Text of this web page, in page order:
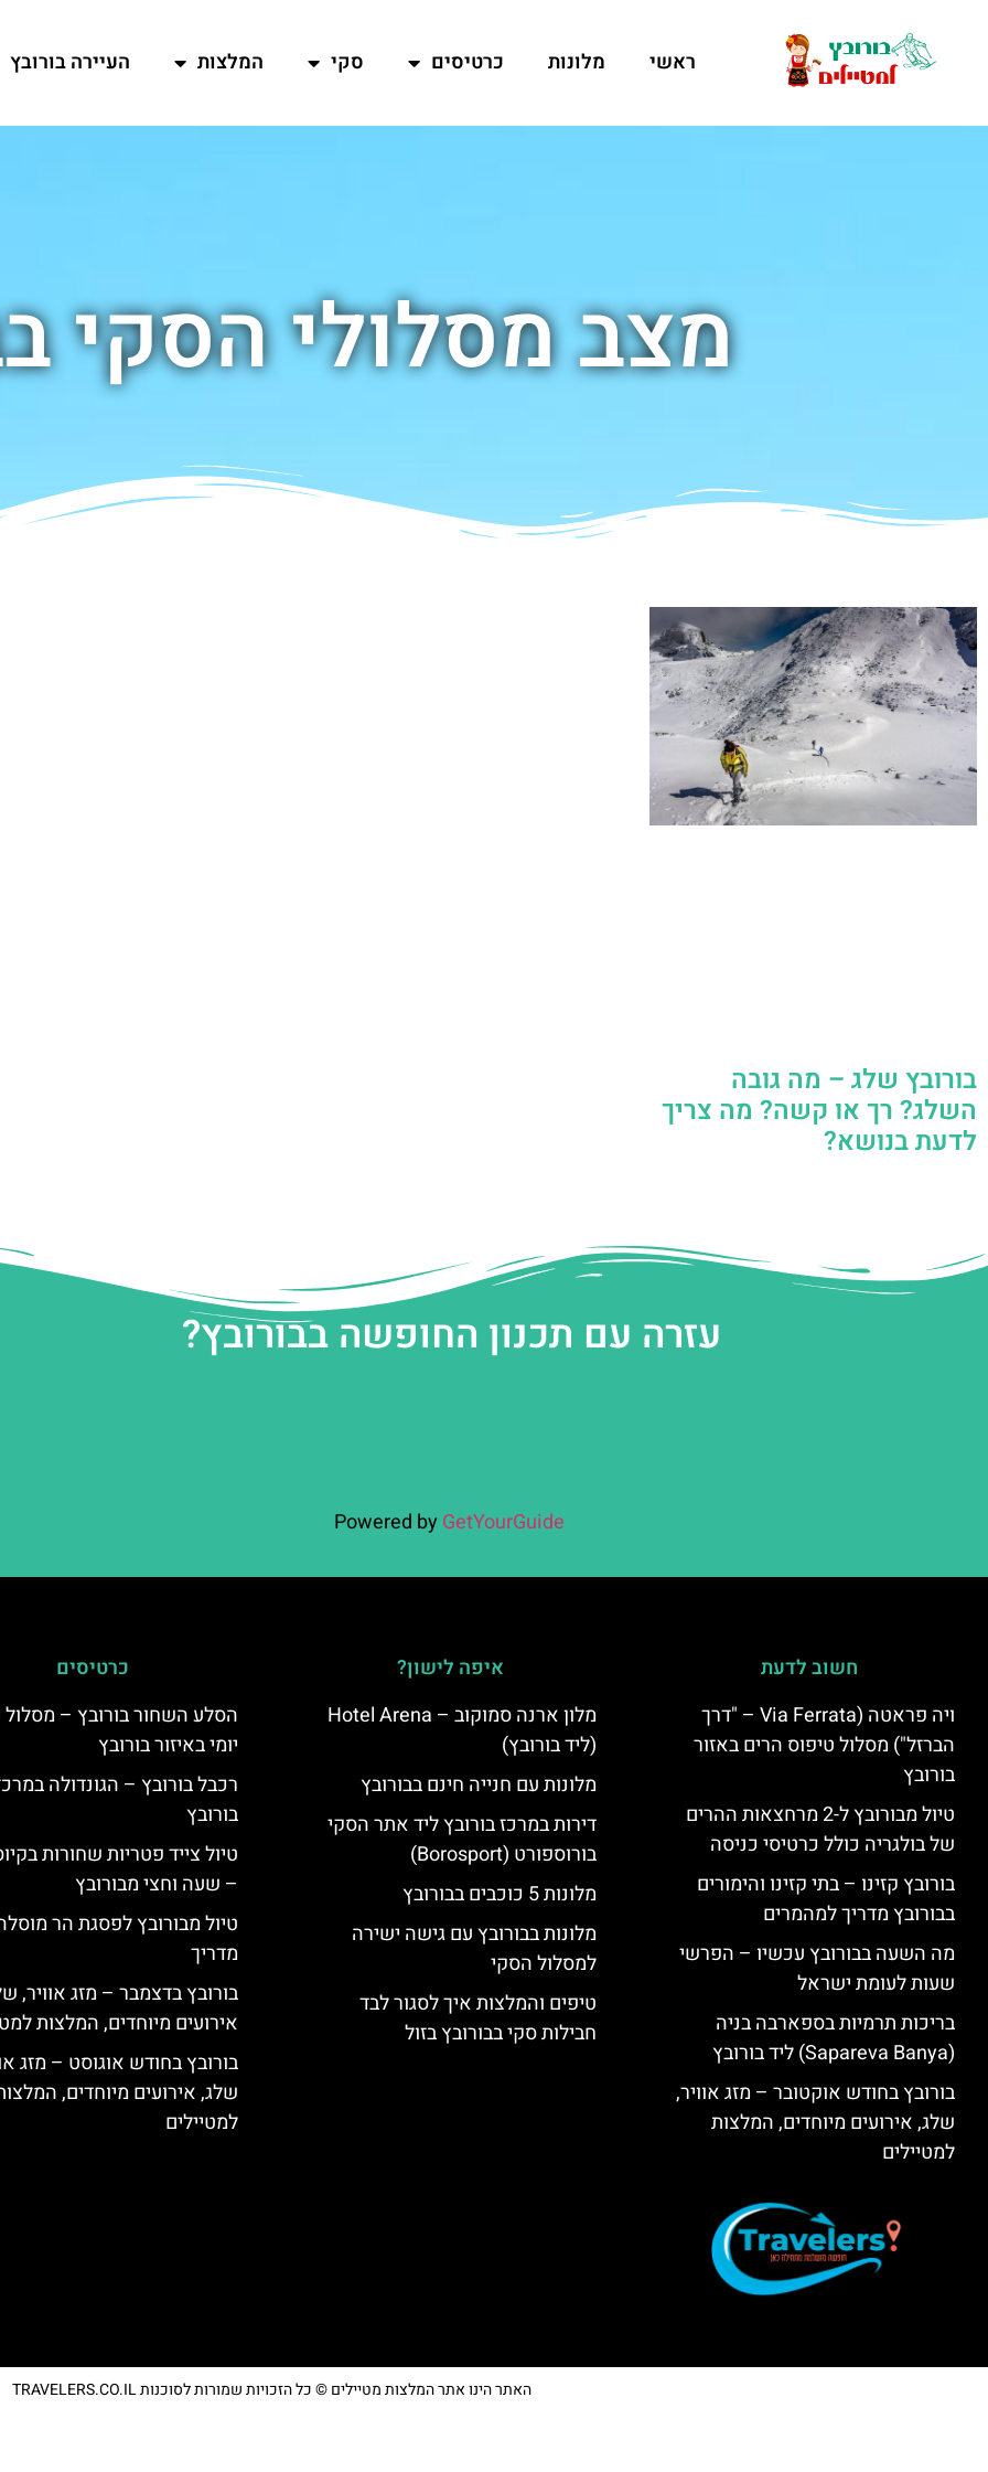
ראשי מלונות כרטיסים סקי המלצות העיירה בורובץ
מצב מסלולי הסקי
בורובץ שלג – מה גובה
השלג? רך או קשה? מה צריך
לדעת בנושא?
עזרה עם תכנון החופשה בבורובץ?
Powered by GetYourGuide
חשוב לדעת
ויה פראטה (Via Ferrata – "דרך
הברזל") מסלול טיפוס הרים באזור
בורובץ
טיול מבורובץ ל-2 מרחצאות ההרים
של בולגריה כולל כרטיסי כניסה
בורובץ קזינו – בתי קזינו והימורים
בבורובץ מדריך למהמרים
מה השעה בבורובץ עכשיו – הפרשי
שעות לעומת ישראל
בריכות תרמיות בספארבה בניה
(Sapareva Banya) ליד בורובץ
בורובץ בחודש אוקטובר – מזג אוויר,
שלג, אירועים מיוחדים, המלצות
למטיילים
איפה לישון?
מלון ארנה סמוקוב – Hotel Arena
(ליד בורובץ)
מלונות עם חנייה חינם בבורובץ
דירות במרכז בורובץ ליד אתר הסקי
בורוספורט (Borosport)
מלונות 5 כוכבים בבורובץ
מלונות בבורובץ עם גישה ישירה
למסלול הסקי
טיפים והמלצות איך לסגור לבד
חבילות סקי בבורובץ בזול
כרטיסים
הסלע השחור בורובץ – מסלול
יומי באיזור בורובץ
רכבל בורובץ – הגונדולה
בורובץ
טיול צייד פטריות שחורות
– שעה וחצי מבורובץ
טיול מבורובץ לפסגת הר
מדריך
בורובץ בדצמבר – מזג אוויר,
אירועים מיוחדים, המלצות
בורובץ בחודש אוגוסט – מזג
שלג, אירועים מיוחדים,
למטיילים
האתר הינו אתר המלצות מטיילים © כל הזכויות שמורות לסוכנות TRAVELERS.CO.IL